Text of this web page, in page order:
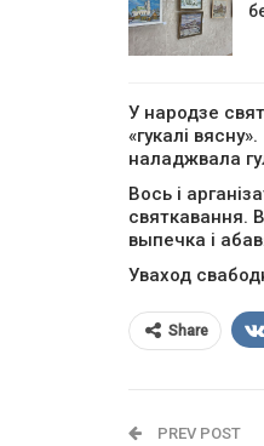
У народзе
«гукалі
наладжвала
Вось і
святкавання.
выпечка і
Уваход
Share
PREV POST